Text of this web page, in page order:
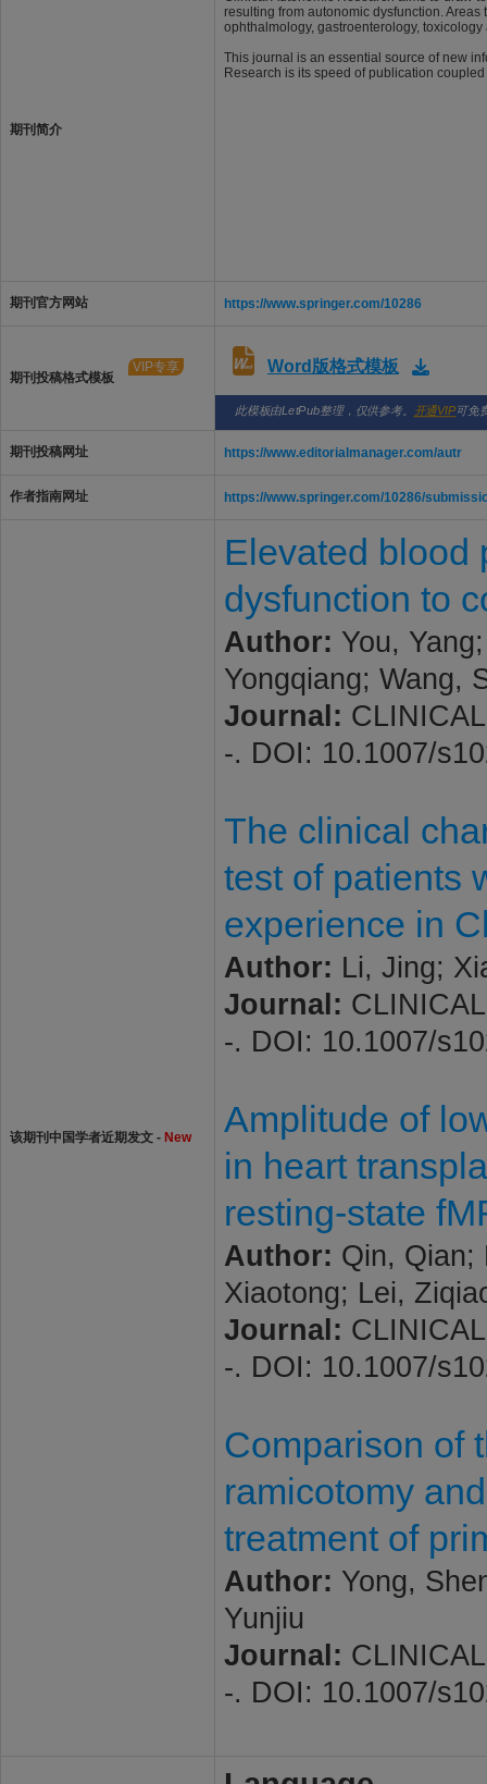
期刊简介
resulting from autonomic dysfunction.
ophthalmology, gastroenterology,
This journal is an essential source of new
Research is its speed of publication
期刊官方网站 https://www.springer.com/10286
期刊投稿格式模板
VIP专享 Word版格式模板
此模板由LetPub整理，仅供参考。 开通VIP可免
期刊投稿网址 https://www.editorialmanager.com/autr
作者指南网址 https://www.springer.com/10286/
该期刊中国学者近期发文 - New
Elevated blood
dysfunction to
Author: You,
Yongqiang; Wang,
Journal:
-. DOI: 10.1007/
The clinical
test of patients
experience in
Author: Li, Jing;
Journal:
-. DOI: 10.1007/
Amplitude of
in heart
resting-state
Author: Qin, Qian;
Xiaotong; Lei,
Journal:
-. DOI: 10.1007/
Comparison of
ramicotomy
treatment of
Author: Yong,
Yunjiu
Journal:
-. DOI: 10.1007/